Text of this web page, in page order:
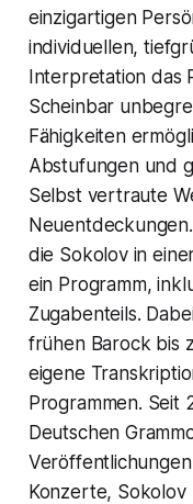
einzigartigen
individuellen,
Interpretation das
Scheinbar
Fähigkeiten
Abstufungen und
Selbst vertraute
die Sokolov in
ein Programm,
Zugabenteils.
frühen Barock bis
eigene
Programmen. Seit
Deutschen
Konzerte,